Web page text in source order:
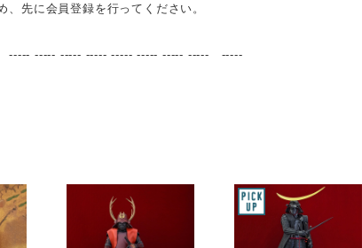
、先に会員登録を行ってください。
----- ----- ----- ----- ----- ----- ----- ----- -----